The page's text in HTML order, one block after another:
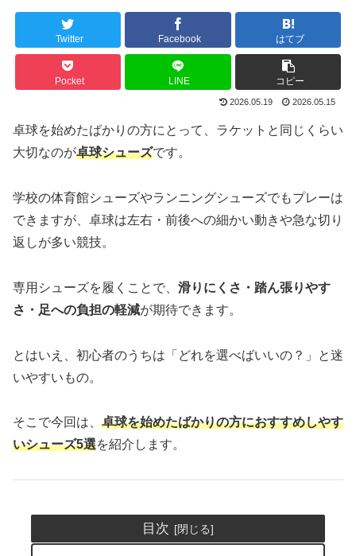
Twitter Facebook はてブ
Pocket LINE コピー
2026.05.19 2026.05.15
卓球を始めたばかりの方にとって、ラケットと同じくらい
大切なのが卓球シューズです。
学校の体育館シューズやランニングシューズでもプレーは
できますが、卓球は左右・前後への細かい動きや急な切り
返しが多い競技。
専用シューズを履くことで、 滑りにくさ・踏ん張りやす
さ・足への負担の軽減が期待できます。
とはいえ、初心者のうちは「どれを選べばいいの？」と迷
いやすいもの。
そこで今回は、 卓球を始めたばかりの方におすすめしやす
いシューズ5選を紹介します。
目次